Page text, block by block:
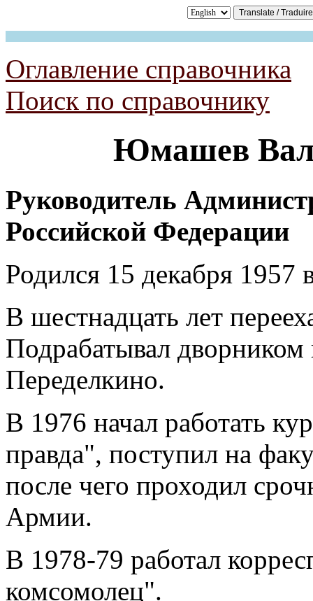
Оглавление справочника
Поиск по справочнику
Юмашев
Руководитель
Российской Федерации
Родился 15 декабря 1957
В шестнадцать лет
Подрабатывал дворником
Переделкино.
В 1976 начал работать
правда", поступил на
после чего проходил
Армии.
В 1978-79 работал
комсомолец".